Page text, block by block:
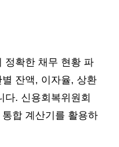
정확한 채무 현황 파
잔액, 이자율, 상환
다. 신용회복위원회
합 계산기를 활용하